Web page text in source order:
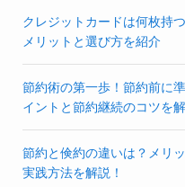
クレジットカードは何枚持
メリットと選び方を紹介
節約術の第一歩！節約前に
イントと節約継続のコツを
節約と倹約の違いは？メリ
実践方法を解説！